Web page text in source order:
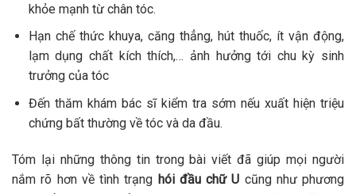
khỏe mạnh từ chân tóc.
Hạn chế thức khuya, căng thẳng, hút thuốc, ít vận động,
lạm dụng chất kích thích,… ảnh hưởng tới chu kỳ sinh
trưởng của tóc
Đến thăm khám bác sĩ kiểm tra sớm nếu xuất hiện triệu
chứng bất thường về tóc và da đầu.
Tóm lại những thông tin trong bài viết đã giúp mọi người
nắm rõ hơn về tình trạng hói đầu chữ U cũng như phương